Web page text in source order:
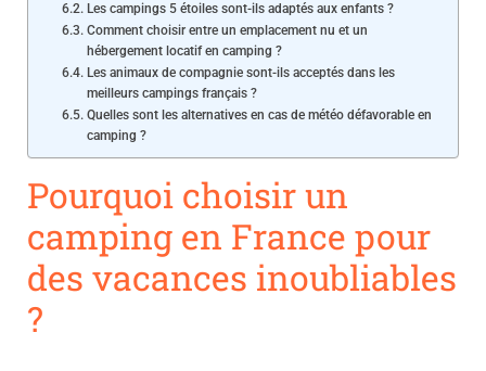
Les campings 5 étoiles sont-ils adaptés aux enfants ?
Comment choisir entre un emplacement nu et un
hébergement locatif en camping ?
Les animaux de compagnie sont-ils acceptés dans les
meilleurs campings français ?
Quelles sont les alternatives en cas de météo défavorable en
camping ?
Pourquoi choisir un
camping en France pour
des vacances inoubliables
?